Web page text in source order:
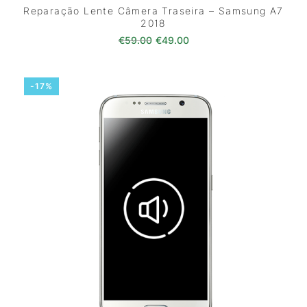
Reparação Lente Câmera Traseira – Samsung A7
2018
€59.00 O preço original era: €59.00.
€49.00O preço atual é:
-17%